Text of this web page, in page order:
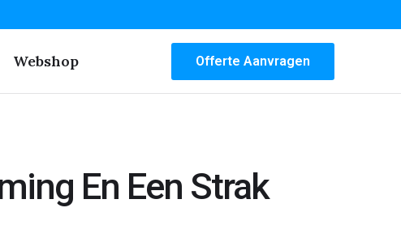
Webshop Offerte Aanvragen
En Een Strak